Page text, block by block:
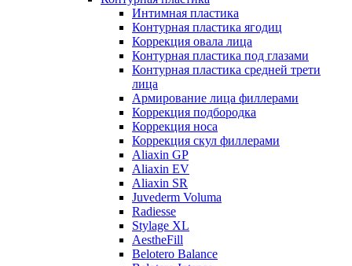
Интимная пластика
Контурная пластика ягодиц
Коррекция овала лица
Контурная пластика под глазами
Контурная пластика средней трети
лица
Армирование лица филлерами
Коррекция подбородка
Коррекция носа
Коррекция скул филлерами
Aliaxin GP
Aliaxin EV
Aliaxin SR
Juvederm Voluma
Radiesse
Stylage XL
AestheFill
Belotero Balance